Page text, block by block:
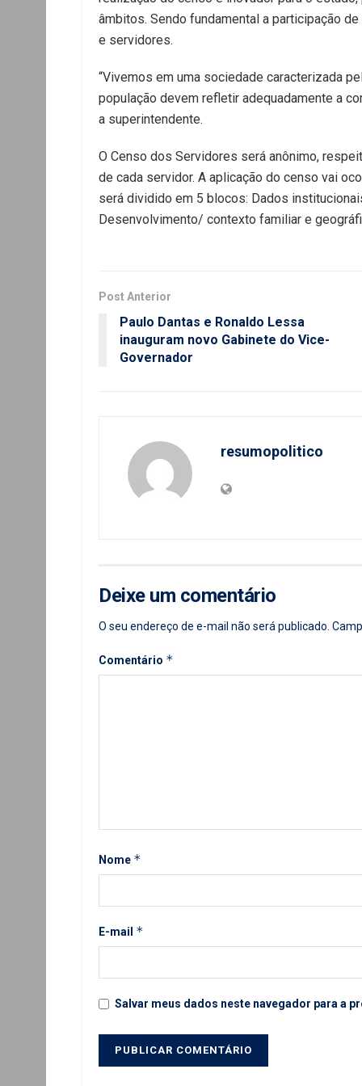
âmbitos. Sendo fundamental a participação
e servidores.
“Vivemos em uma sociedade caracterizada
população devem refletir adequadamente a
a superintendente.
O Censo dos Servidores será anônimo,
de cada servidor. A aplicação do censo vai
será dividido em 5 blocos: Dados
Desenvolvimento/ contexto familiar e
Post Anterior
Paulo Dantas e Ronaldo Lessa
inauguram novo Gabinete do Vice-
Governador
resumopolitico
Deixe um comentário
O seu endereço de e-mail não será publicado.
Comentário *
Nome *
E-mail *
Salvar meus dados neste navegador para a